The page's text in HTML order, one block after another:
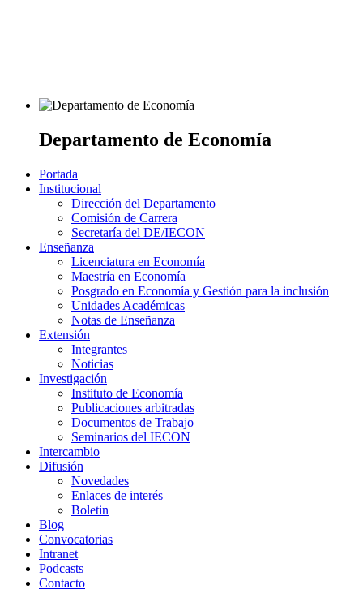
Departamento de Economía
Portada
Institucional
Dirección del Departamento
Comisión de Carrera
Secretaría del DE/IECON
Enseñanza
Licenciatura en Economía
Maestría en Economía
Posgrado en Economía y Gestión para la inclusión
Unidades Académicas
Notas de Enseñanza
Extensión
Integrantes
Noticias
Investigación
Instituto de Economía
Publicaciones arbitradas
Documentos de Trabajo
Seminarios del IECON
Intercambio
Difusión
Novedades
Enlaces de interés
Boletin
Blog
Convocatorias
Intranet
Podcasts
Contacto